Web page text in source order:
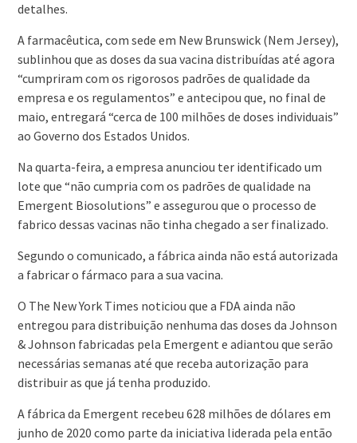
detalhes.
A farmacêutica, com sede em New Brunswick (Nem Jersey),
sublinhou que as doses da sua vacina distribuídas até agora
“cumpriram com os rigorosos padrões de qualidade da
empresa e os regulamentos” e antecipou que, no final de
maio, entregará “cerca de 100 milhões de doses individuais”
ao Governo dos Estados Unidos.
Na quarta-feira, a empresa anunciou ter identificado um
lote que “não cumpria com os padrões de qualidade na
Emergent Biosolutions” e assegurou que o processo de
fabrico dessas vacinas não tinha chegado a ser finalizado.
Segundo o comunicado, a fábrica ainda não está autorizada
a fabricar o fármaco para a sua vacina.
O The New York Times noticiou que a FDA ainda não
entregou para distribuição nenhuma das doses da Johnson
& Johnson fabricadas pela Emergent e adiantou que serão
necessárias semanas até que receba autorização para
distribuir as que já tenha produzido.
A fábrica da Emergent recebeu 628 milhões de dólares em
junho de 2020 como parte da iniciativa liderada pela então